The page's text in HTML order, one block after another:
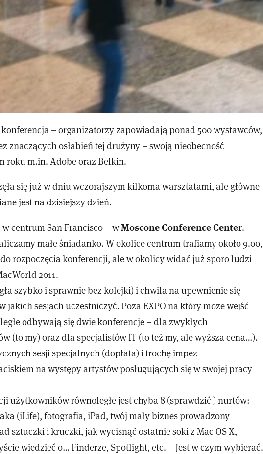
– organizatorzy zapowiadają ponad 500 wystawców,
znaczących osłabień tej drużyny – swoją nieobecność
roku m.in. Adobe oraz Belkin.
się już w dniu wczorajszym kilkoma warsztatami, ale główne
jest na dzisiejszy dzień.
centrum San Francisco – wMoscone Conference Center.
małe śniadanko. W okolice centrum trafiamy około 9.00,
rozpoczęcia konferencji, ale w okolicy widać już sporo ludzi
2011.
szybko i sprawnie bez kolejki) i chwila na upewnienie się
jakich sesjach uczestniczyć. Poza EXPO na który może wejść
odbywają się dwie konferencje – dla zwykłych
(to my) oraz dla specjalistów IT (to też my, ale wyższa cena…).
sesji specjalnych (dopłata) i trochę impez
na występy artystów posługujących się w swojej pracy
użytkowników równoległe jest chyba 8 (sprawdzić ) nurtów:
(iLife), fotografia, iPad, twój mały biznes prowadzony
sztuczki i kruczki, jak wycisnąć ostatnie soki z Mac OS X,
wiedzieć o… Finderze, Spotlight, etc. – Jest w czym wybierać.